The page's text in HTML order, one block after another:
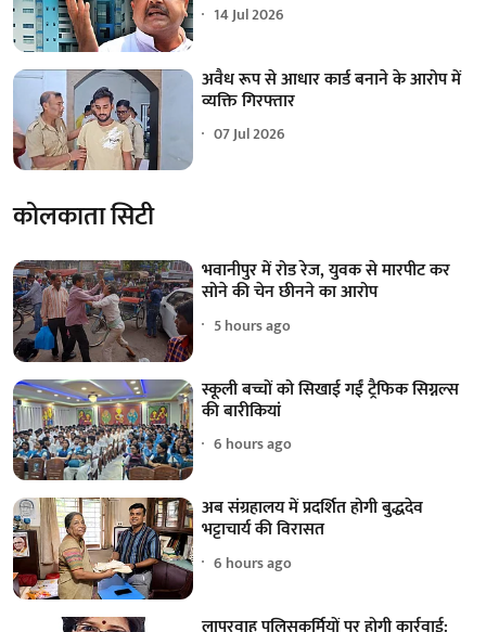
14 Jul 2026
अवैध रूप से आधार कार्ड बनाने के आरोप में
व्यक्ति गिरफ्तार
07 Jul 2026
कोलकाता सिटी
भवानीपुर में रोड रेज, युवक से मारपीट कर
सोने की चेन छीनने का आरोप
5 hours ago
स्कूली बच्चों को सिखाई गईं ट्रैफिक सिग्नल्स
की बारीकियां
6 hours ago
अब संग्रहालय में प्रदर्शित होगी बुद्धदेव
भट्टाचार्य की विरासत
6 hours ago